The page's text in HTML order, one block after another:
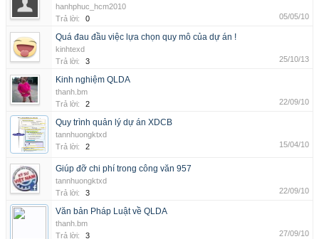
hanhphuc_hcm2010
Trả lời:
0 05/05/10
Quá đau đầu việc lựa chọn quy mô của dự án !
kinhtexd
Trả lời:
3 25/10/13
Kinh nghiệm QLDA
thanh.bm
Trả lời:
2 22/09/10
Quy trình quản lý dự án XDCB
tannhuongktxd
Trả lời:
2 15/04/10
Giúp đỡ chi phí trong công văn 957
tannhuongktxd
Trả lời:
3 22/09/10
Văn bản Pháp Luật về QLDA
thanh.bm
Trả lời:
3 27/09/10